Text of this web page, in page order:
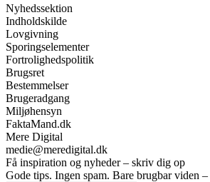
Nyhedssektion
Indholdskilde
Lovgivning
Sporingselementer
Fortrolighedspolitik
Brugsret
Bestemmelser
Brugeradgang
Miljøhensyn
FaktaMand.dk
Mere Digital
medie@meredigital.dk
Få inspiration og nyheder – skriv dig op
Gode tips. Ingen spam. Bare brugbar viden –